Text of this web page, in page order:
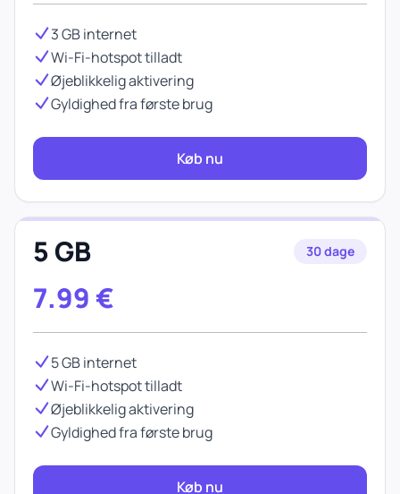
3 GB internet
Wi-Fi-hotspot tilladt
Øjeblikkelig aktivering
Gyldighed fra første brug
Køb nu
5 GB 30 dage
7.99 €
5 GB internet
Wi-Fi-hotspot tilladt
Øjeblikkelig aktivering
Gyldighed fra første brug
Køb nu